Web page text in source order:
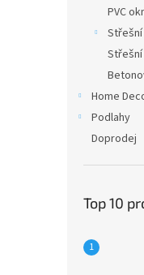
PVC
Home
Podlahy
Doprodej
Top 10